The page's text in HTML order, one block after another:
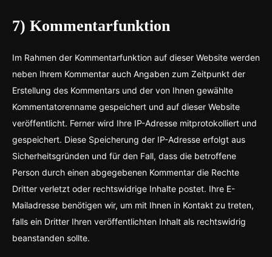
7) Kommentarfunktion
Im Rahmen der Kommentarfunktion auf dieser Website werden
neben Ihrem Kommentar auch Angaben zum Zeitpunkt der
Erstellung des Kommentars und der von Ihnen gewählte
Kommentatorenname gespeichert und auf dieser Website
veröffentlicht. Ferner wird Ihre IP-Adresse mitprotokolliert und
gespeichert. Diese Speicherung der IP-Adresse erfolgt aus
Sicherheitsgründen und für den Fall, dass die betroffene
Person durch einen abgegebenen Kommentar die Rechte
Dritter verletzt oder rechtswidrige Inhalte postet. Ihre E-
Mailadresse benötigen wir, um mit Ihnen in Kontakt zu treten,
falls ein Dritter Ihren veröffentlichten Inhalt als rechtswidrig
beanstanden sollte.